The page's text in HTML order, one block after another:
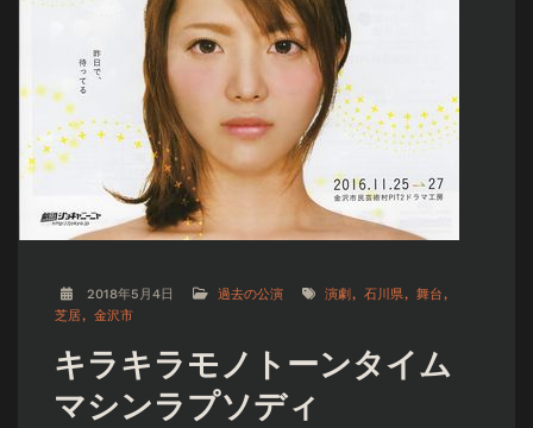
2018年5月4日 過去の公演 演劇 石川県
舞台
芝居
金沢市
キラキラモノトーンタイム
マシンラプソディ